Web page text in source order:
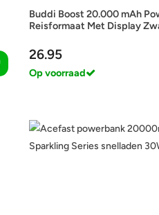
Buddi Boost 20.000 mAh
Reisformaat Met Display
26.95
Op voorraad